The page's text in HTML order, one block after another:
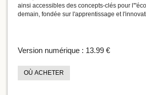
ainsi accessibles des concepts-clés pour
demain, fondée sur l'apprentissage et
Version numérique : 13.99 €
OÙ ACHETER